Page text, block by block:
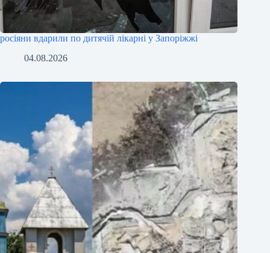
росіяни вдарили по дитячій лікарні у Запоріжжі
04.08.2026